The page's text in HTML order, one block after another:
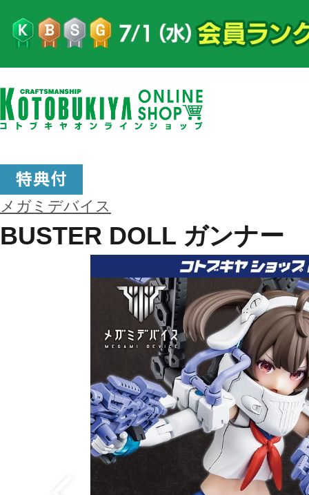
メガミデバイス
BUSTER DOLL ガンナー